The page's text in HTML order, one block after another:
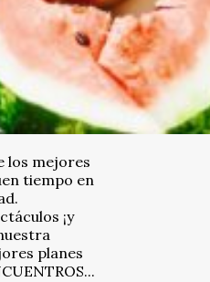
los mejores
tiempo en
¡y
planes